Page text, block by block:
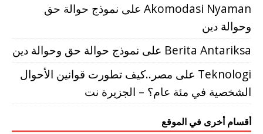
Akomodasi Nyaman على نموذج حوالة حق
وحوالة دين
Berita Antariksa على نموذج حوالة حق وحوالة دين
Teknologi على مصر..كيف تطورت قوانين الأحوال
الشخصية في مئة عام؟ – الجزيرة نت
أقسام أخرى في الموقع